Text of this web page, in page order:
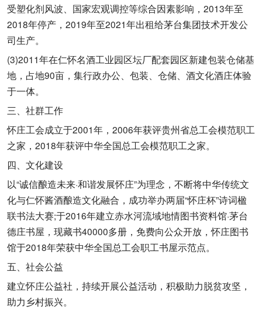
受塑化剂风波、国家宏观调控等综合因素影响，2013年至
2018年停产，2019年至2021年出租给茅台集团技术开发公
司生产。
(3)2011年在仁怀名酒工业园区坛厂配套园区新建包装仓储基
地，占地90亩，集行政办公、包装、仓储、酒文化酒庄体验
于一体。
三、社群工作
怀庄工会成立于2001年，2006年获评贵州省总工会模范职工
之家，2018年获评中华全国总工会模范职工之家。
四、文化建设
以“诚信酿造未来·和谐发展怀庄”为理念，不断将中华传统文
化与仁怀酱酒酿造文化融合，成功举办两届“怀庄杯”诗词楹
联书法大赛;于2016年建立赤水河流域地情图书资料馆·茅台
德庄书屋，现藏书40000多册，免费向公众开放，怀庄图书
馆于2018年荣获中华全国总工会职工书屋示范点。
五、社会公益
建立怀庄公益社，持续开展公益活动，积极助力脱贫攻坚，
助力乡村振兴。